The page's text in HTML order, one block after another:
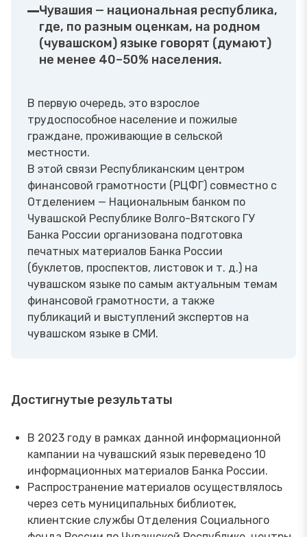
Чувашия — национальная республика,
где, по разным оценкам, на родном
(чувашском) языке говорят (думают)
не менее 40–50% населения.
В первую очередь, это взрослое
трудоспособное население и пожилые
граждане, проживающие в сельской
местности.
В этой связи Республиканским центром
финансовой грамотности (РЦФГ) совместно с
Отделением — Национальным банком по
Чувашской Республике Волго-Вятского ГУ
Банка России организована подготовка
печатных материалов Банка России
(буклетов, проспектов, листовок и т. д.) на
чувашском языке по самым актуальным темам
финансовой грамотности, а также
публикаций и выступлений экспертов на
чувашском языке в СМИ.
Достигнутые результаты
В 2023 году в рамках данной информационной
кампании на чувашский язык переведено 10
информационных материалов Банка России.
Распространение материалов осуществлялось
через сеть муниципальных библиотек,
клиентские службы Отделения Социального